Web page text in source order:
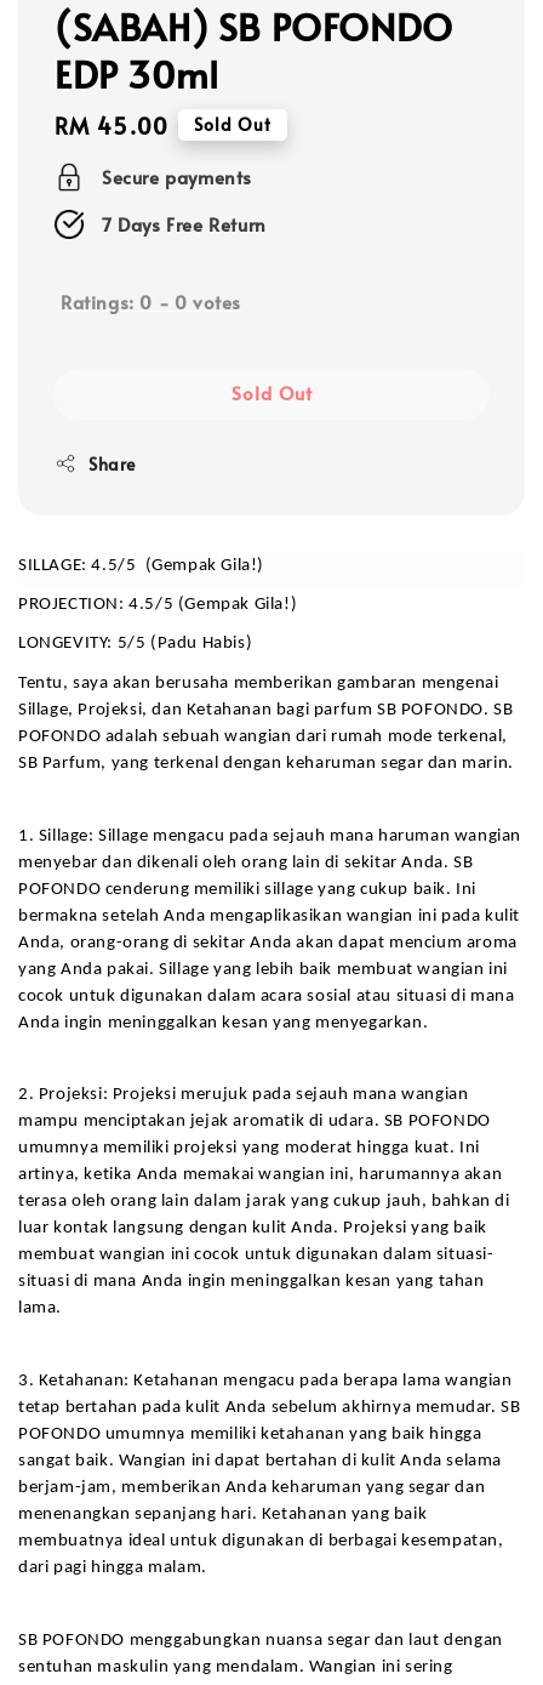
(SABAH) SB POFONDO
EDP 30ml
Regular
price
RM 45.00 Sold Out
Secure payments
7 Days Free Return
Ratings: 0 - 0 votes
Sold Out
Share
SILLAGE: 4.5/5  (Gempak Gila!)
PROJECTION: 4.5/5 (Gempak Gila!)
LONGEVITY: 5/5 (Padu Habis)
Tentu, saya akan berusaha memberikan gambaran mengenai
Sillage, Projeksi, dan Ketahanan bagi parfum SB POFONDO. SB
POFONDO adalah sebuah wangian dari rumah mode terkenal,
SB Parfum, yang terkenal dengan keharuman segar dan marin.
1. Sillage: Sillage mengacu pada sejauh mana haruman wangian
menyebar dan dikenali oleh orang lain di sekitar Anda. SB
POFONDO cenderung memiliki sillage yang cukup baik. Ini
bermakna setelah Anda mengaplikasikan wangian ini pada kulit
Anda, orang-orang di sekitar Anda akan dapat mencium aroma
yang Anda pakai. Sillage yang lebih baik membuat wangian ini
cocok untuk digunakan dalam acara sosial atau situasi di mana
Anda ingin meninggalkan kesan yang menyegarkan.
2. Projeksi: Projeksi merujuk pada sejauh mana wangian
mampu menciptakan jejak aromatik di udara. SB POFONDO
umumnya memiliki projeksi yang moderat hingga kuat. Ini
artinya, ketika Anda memakai wangian ini, harumannya akan
terasa oleh orang lain dalam jarak yang cukup jauh, bahkan di
luar kontak langsung dengan kulit Anda. Projeksi yang baik
membuat wangian ini cocok untuk digunakan dalam situasi-
situasi di mana Anda ingin meninggalkan kesan yang tahan
lama.
3. Ketahanan: Ketahanan mengacu pada berapa lama wangian
tetap bertahan pada kulit Anda sebelum akhirnya memudar. SB
POFONDO umumnya memiliki ketahanan yang baik hingga
sangat baik. Wangian ini dapat bertahan di kulit Anda selama
berjam-jam, memberikan Anda keharuman yang segar dan
menenangkan sepanjang hari. Ketahanan yang baik
membuatnya ideal untuk digunakan di berbagai kesempatan,
dari pagi hingga malam.
SB POFONDO menggabungkan nuansa segar dan laut dengan
sentuhan maskulin yang mendalam. Wangian ini sering